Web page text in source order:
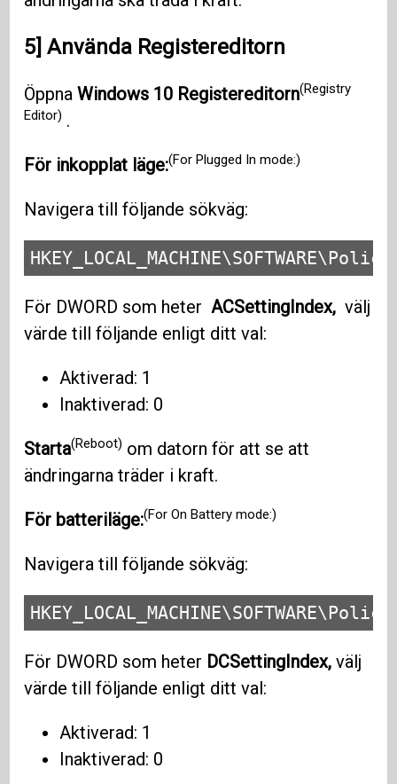
5] Använda Registereditorn
ÖppnaWindows 10 Registereditorn(Registry
Editor) .
För inkopplat läge:(For Plugged In mode:)
Navigera till följande sökväg:
För DWORD som heterACSettingIndex, välj
värde till följande enligt ditt val:
Aktiverad: 1
Inaktiverad: 0
Starta(Reboot) om datorn för att se att
ändringarna träder i kraft.
För batteriläge:(For On Battery mode:)
Navigera till följande sökväg:
För DWORD som heter DCSettingIndex, välj
värde till följande enligt ditt val:
Aktiverad: 1
Inaktiverad: 0